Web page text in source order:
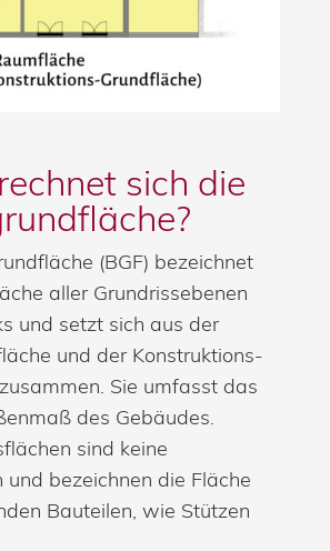
sich die
(BGF) bezeichnet
aller Grundrissebenen
und setzt sich aus der
und der Konstruktions-
Sie umfasst das
des Gebäudes.
sind keine
bezeichnen die Fläche
Bauteilen, wie Stützen